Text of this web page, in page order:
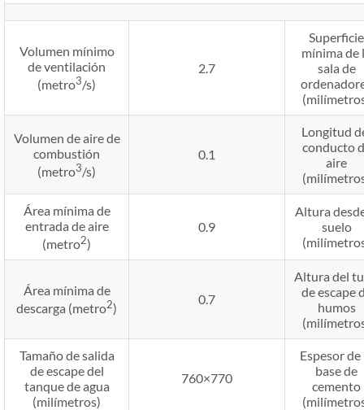
Volumen mínimo
de ventilación
(metro3/s)
2.7
Superficie
mínima de
sala de
Volumen de aire de
combustión
(metro3/s)
0.1
Longitud
conducto
aire
Área mínima de
entrada de aire
(metro2)
0.9
Altura
suelo
Área mínima de
descarga (metro2)
0.7
Altura del
de escape
humos
Tamaño de salida
de escape del
tanque de agua
(milímetros)
760×770
Espesor de
base de
cemento